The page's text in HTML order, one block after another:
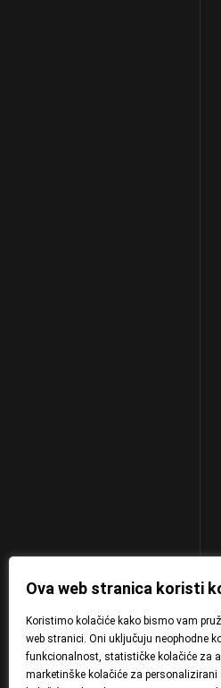
Ova web stranica koristi
Koristimo kolačiće kako bismo vam
web stranici. Oni uključuju neophodne
funkcionalnost, statističke kolačiće za
marketinške kolačiće za